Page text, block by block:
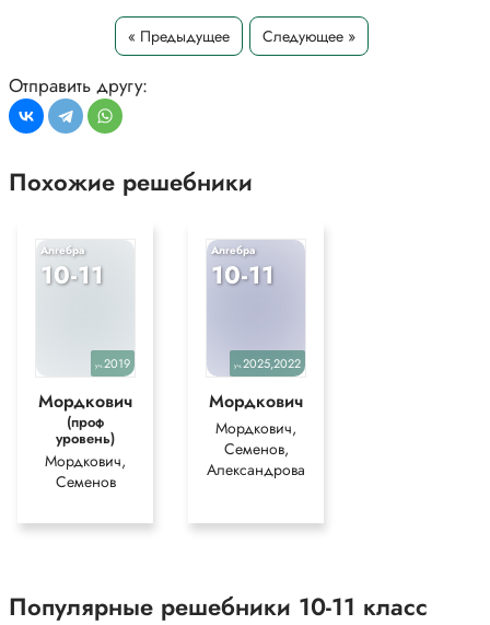
« Предыдущее Следующее »
Отправить другу:
Похожие решебники
Алгебра
10-11
уч.2019
Мордкович
(проф
уровень)
Мордкович,
Семенов
Алгебра
10-11
уч.2025,2022
Мордкович
Мордкович,
Семенов,
Александрова
Популярные решебники 10-11 класс